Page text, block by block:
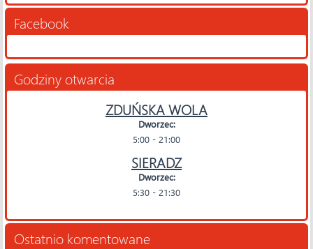
Facebook
Godziny otwarcia
ZDUŃSKA WOLA
Dworzec:
5:00 - 21:00
SIERADZ
Dworzec:
5:30 - 21:30
Ostatnio komentowane